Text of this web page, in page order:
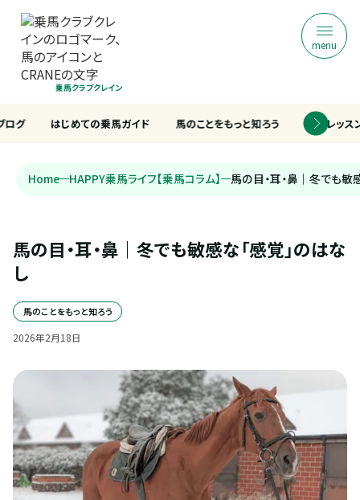
乗馬クラブクレイン
menu
はじめての乗馬ガイド 馬のことをもっと知ろう 乗馬レッス
ログ
Home HAPPY乗馬ライフ【乗馬コラム】 馬の目・耳・鼻｜冬でも敏
馬の目・耳・鼻｜冬でも敏感な「感覚」のはな
し
馬のことをもっと知ろう
2026年2月18日